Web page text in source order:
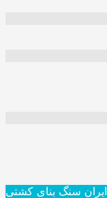
ایران سنگ بنای کشتی